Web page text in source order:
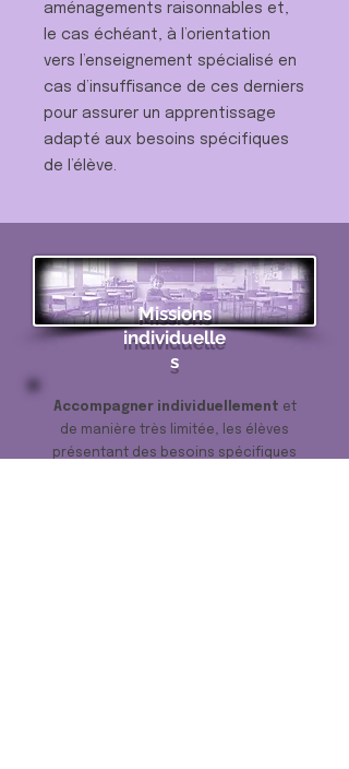
aménagements raisonnables et,
le cas échéant, à l’orientation
vers l’enseignement spécialisé en
cas d’insuffisance de ces derniers
pour assurer un apprentissage
adapté aux besoins spécifiques
de l’élève.
Missions
individuelle
s
Accompagner individuellement et
de manière très limitée, les élèves
présentant des besoins spécifiques